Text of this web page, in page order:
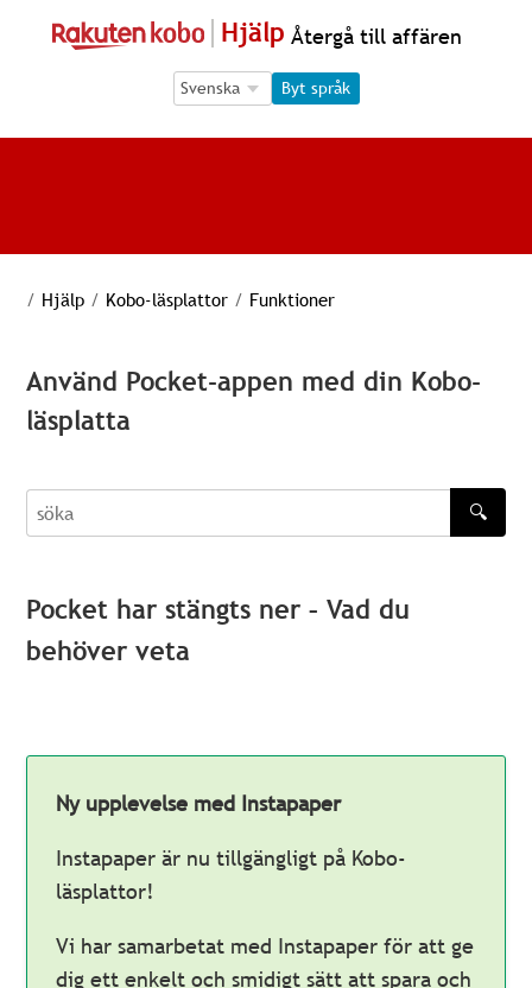
Hjälp Återgå till affären
Language Selection
Language Selection
Byt språk
/ Hjälp / Kobo-läsplattor / Funktioner
Använd Pocket-appen med din Kobo-
läsplatta
söka
🔍
Pocket har stängts ner – Vad du
behöver veta
Ny upplevelse med Instapaper
Instapaper är nu tillgängligt på Kobo-
läsplattor!
Vi har samarbetat med Instapaper för att ge
dig ett enkelt och smidigt sätt att spara och